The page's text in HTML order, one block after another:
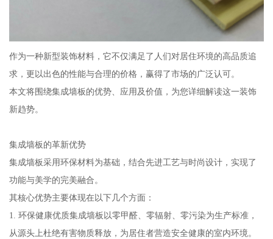
作为一种新型装饰材料，它不仅满足了人们对居住环境的高品质追
求，更以出色的性能与合理的价格，赢得了市场的广泛认可。
本文将围绕集成墙板的优势、应用及价值，为您详细解读这一装饰
新趋势。
集成墙板的革新优势
集成墙板采用环保材料为基础，结合先进工艺与时尚设计，实现了
功能与美学的完美融合。
其核心优势主要体现在以下几个方面：
1. 环保健康优质集成墙板以零甲醛、零辐射、零污染为生产标准，
从源头上杜绝有害物质释放，为居住者营造安全健康的室内环境。